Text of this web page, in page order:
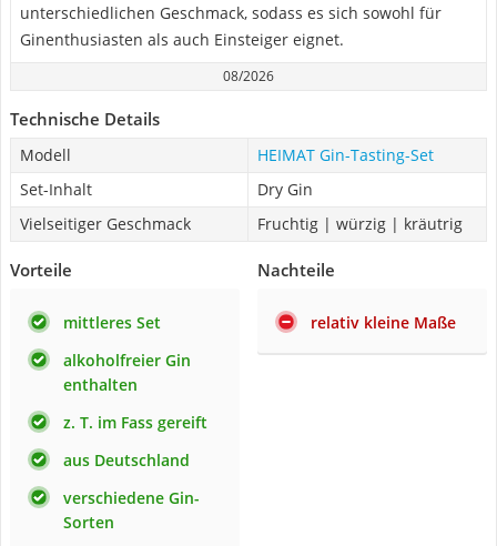
unterschiedlichen Geschmack, sodass es sich sowohl für
Ginenthusiasten als auch Einsteiger eignet.
08/2026
Technische Details
Modell
HEIMAT Gin-Tasting-Set
Set-Inhalt
Dry Gin
Vielseitiger Geschmack
Fruchtig | würzig | kräutrig
Vorteile
mittleres Set
alkoholfreier Gin
enthalten
z. T. im Fass gereift
aus Deutschland
verschiedene Gin-
Sorten
Nachteile
relativ kleine Maße